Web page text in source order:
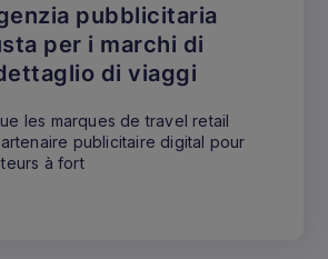
pubblicitaria
per i marchi di
di viaggi
les marques de travel retail
publicitaire digital pour
à fort